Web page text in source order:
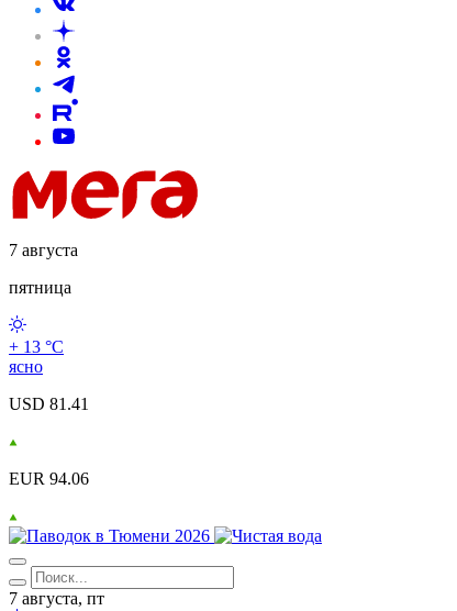
7 августа
пятница
+ 13 °С
ясно
USD 81.41
EUR 94.06
7 августа, пт